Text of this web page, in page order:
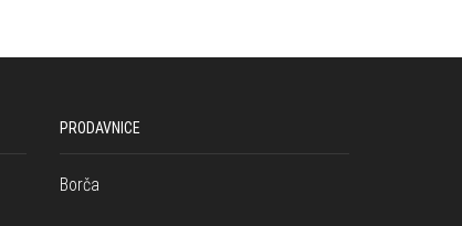
PRODAVNICE
Borča